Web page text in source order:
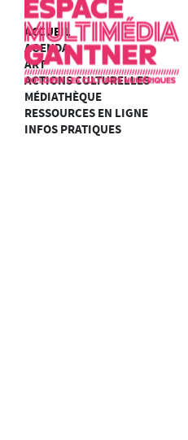
ACCUEIL
AGENDA
ART
ACTIONS CULTURELLES
MÉDIATHÈQUE
RESSOURCES EN LIGNE
INFOS PRATIQUES